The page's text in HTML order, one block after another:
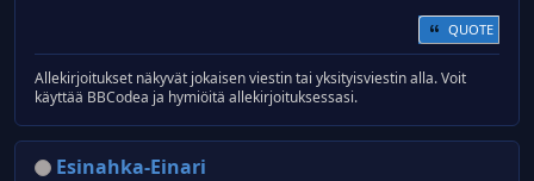
QUOTE
Allekirjoitukset näkyvät jokaisen viestin tai yksityisviestin alla. Voit
käyttää BBCodea ja hymiöitä allekirjoituksessasi.
Esinahka-Einari